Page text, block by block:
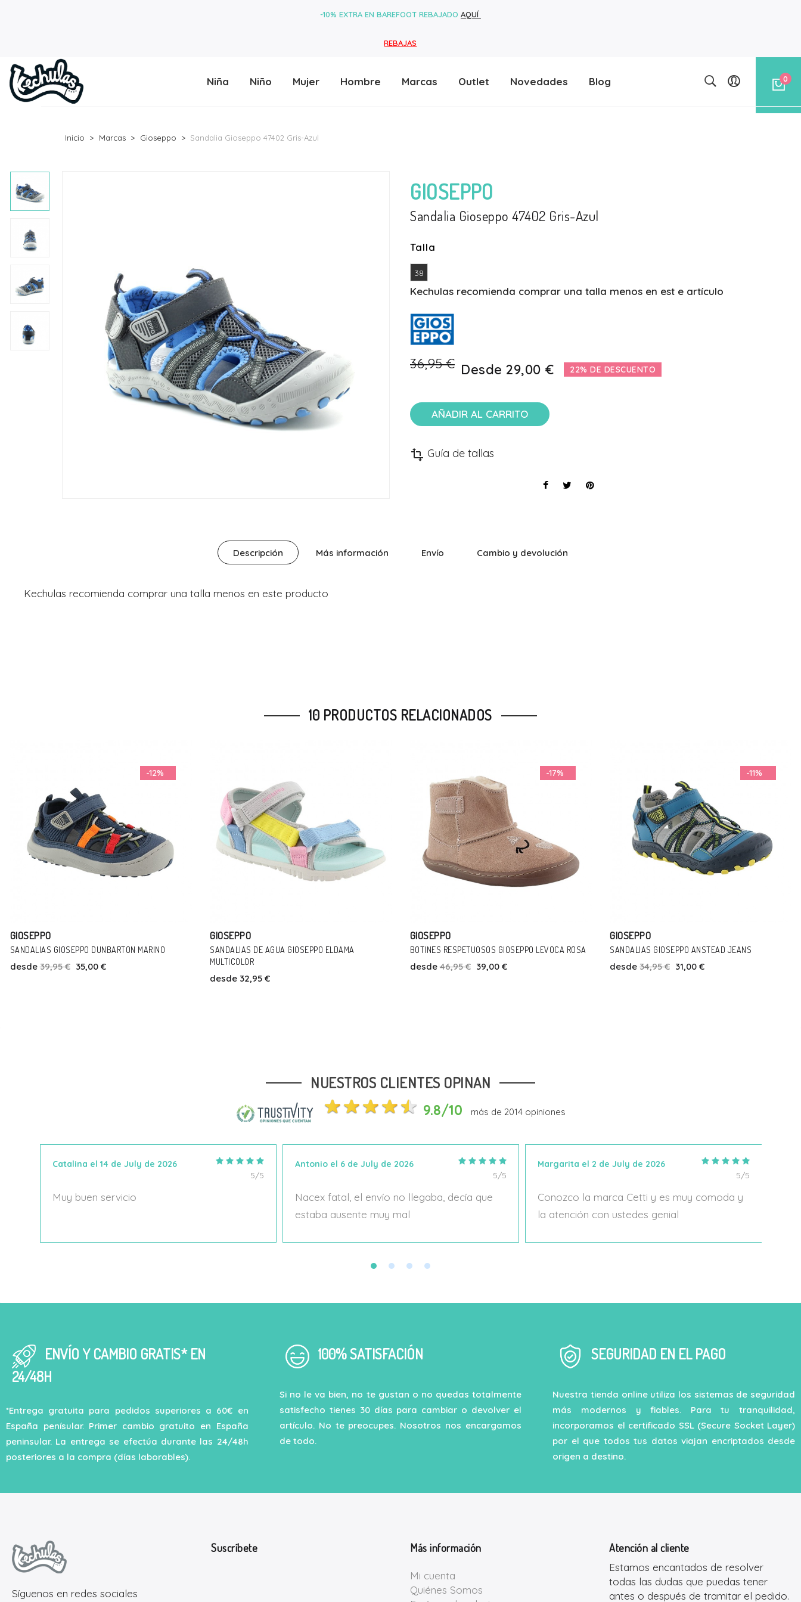
-10% EXTRA EN BAREFOOT REBAJADO AQUÍ
REBAJAS
Niña Niño Mujer Hombre Marcas Outlet Novedades Blog 0
Inicio Marcas Gioseppo Sandalia Gioseppo 47402 Gris-Azul
GIOSEPPO
Sandalia Gioseppo 47402 Gris-Azul
Talla
38
Kechulas recomienda comprar una talla menos en est e artículo
36,95 € Desde 29,00 € 22% DE DESCUENTO
AÑADIR AL CARRITO
transform Guía de tallas
Descripción Más información Envío Cambio y devolución
Kechulas recomienda comprar una talla menos en este producto
10 PRODUCTOS RELACIONADOS
GIOSEPPO
SANDALIAS DE AGUA GIOSEPPO ELDAMA
MULTICOLOR
GIOSEPPO
BOTINES RESPETUOSOS GIOSEPPO LEVOCA ROSA
desde 46,95 €
-11%
GIOSEPPO
SANDALIAS GIOSEPPO ANSTEAD JEANS
desde 34,95 € 31,00 €
-12%
GIOSEPPO
SANDALIAS RESPETUOSAS GIOSEPPO HODGDON
BEIGE-ROSA
NUESTROS CLIENTES OPINAN
9.8/10 más de 2014opiniones
Catalina el 14 de July de 2026
5/5
Muy buen servicio
Antonio el 6 de July de 2026
5/5
Nacex fatal, el envío no llegaba, decía que
estaba ausente muy mal
Margarita el 2 de July de 2026
5/5
Conozco la marca Cetti y es muy comoda y
la atención con ustedes genial
ENVÍO Y CAMBIO GRATIS* EN
24/48H
*Entrega gratuita para pedidos superiores a 60€ en
España penísular. Primer cambio gratuito en España
peninsular. La entrega se efectúa durante las 24/48h
posteriores a la compra (días laborables).
100% SATISFACIÓN
Si no le va bien, no te gustan o no quedas totalmente
satisfecho tienes 30 días para cambiar o devolver el
artículo. No te preocupes. Nosotros nos encargamos
de todo.
SEGURIDAD EN EL PAGO
Nuestra tienda online utiliza los sistemas de seguridad
más modernos y fiables. Para tu tranquilidad,
incorporamos el certificado SSL (Secure Socket Layer)
por el que todos tus datos viajan encriptados desde
origen a destino.
Síguenos en redes sociales
Suscríbete Más información
Mi cuenta
Quiénes Somos
Atención al cliente
Estamos encantados de resolver
todas las dudas que puedas tener
antes o después de tramitar el pedido.